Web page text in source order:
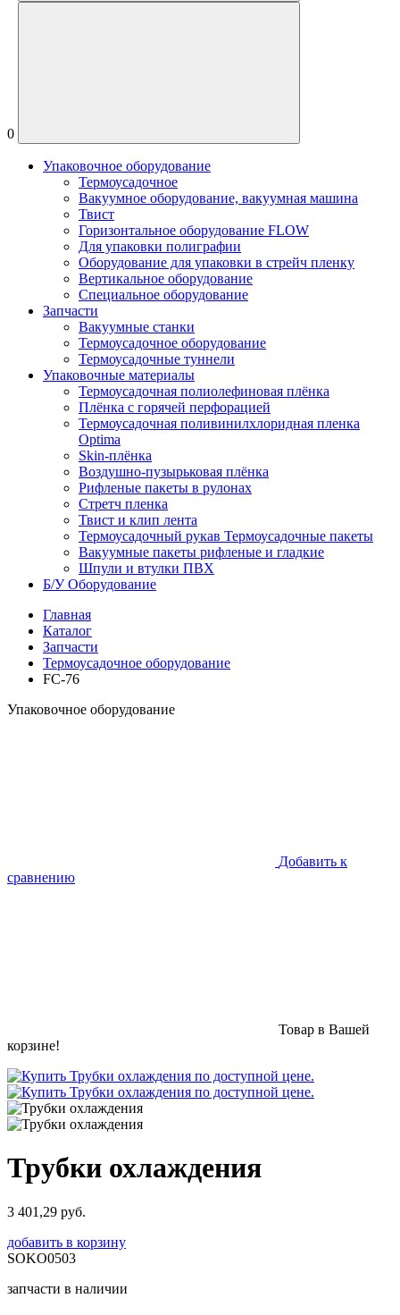
0
Упаковочное оборудование
Термоусадочное
Вакуумное оборудование, вакуумная машина
Твист
Горизонтальное оборудование FLOW
Для упаковки полиграфии
Оборудование для упаковки в стрейч пленку
Вертикальное оборудование
Специальное оборудование
Запчасти
Вакуумные станки
Термоусадочное оборудование
Термоусадочные туннели
Упаковочные материалы
Термоусадочная полиолефиновая плёнка
Плёнка с горячей перфорацией
Термоусадочная поливинилхлоридная пленка
Optima
Skin-плёнка
Воздушно-пузырьковая плёнка
Рифленые пакеты в рулонах
Стретч пленка
Твист и клип лента
Термоусадочный рукав Термоусадочные пакеты
Вакуумные пакеты рифленые и гладкие
Шпули и втулки ПВХ
Б/У Оборудование
Главная
Каталог
Запчасти
Термоусадочное оборудование
FC-76
Упаковочное оборудование
Добавить к
сравнению
Товар в Вашей
корзине!
Трубки охлаждения
3 401,29 руб.
добавить в корзину
SOKO0503
запчасти в наличии